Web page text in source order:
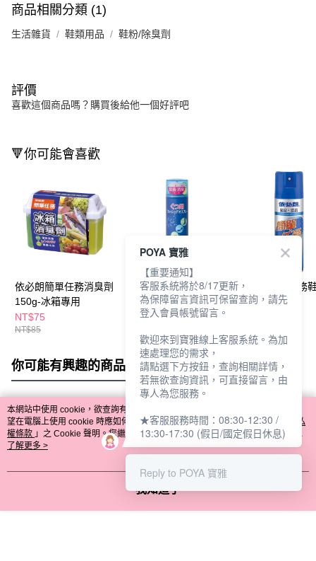
商品相關分類 (1)
生活雜貨 鞋類用品 鞋粉/除臭劑
評價
喜歡這個商品嗎？購買後給他一個好評吧
🔻你可能會喜歡
依必朗簡單任務消臭劑
150g-冰箱專用
NT$75
NT$85
Simplity鞋靴專用柚香
除臭噴霧(清爽除
菌)150ml
NT$169
依必朗簡單任務
臭劑220ml
你可能有興趣的商品 全站排行
熱門標籤
本網站中使用 cookie，欲查詢有關本網站使用 cookie 方式之詳情，及若您不希
望在電腦上使用 cookie 時應如何變更電腦的 cookie 設定，請參閱本網站「
隱私
權條款 」之 Cookie 聲明。您繼續使用本網站即表示您同意本公司得按本網站使
用條款之 Cookie 聲明使用 cookie。
了解更多 >
我知道了
POYA 寶雅
【重要通知】
客服系統將於8/17更新，
為保障留言資訊可保留查詢，請先
登入會員帳號留言。
歡迎來到寶雅線上客服系統。為加
速處理您的需求，
請點選下方按鈕，查詢相關詳情，
若無欲查詢資訊，可直接留言，由
專人為您服務。
★客服服務時間：08:30-12:30 /
13:30-17:30 (假日/國定假日休息)
Reply to POYA 寶雅